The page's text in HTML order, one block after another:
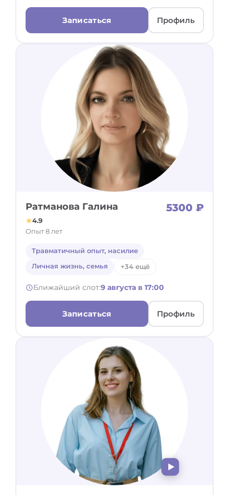
Записаться Профиль
Ратманова Галина 5300 ₽
4.9
Опыт 8 лет
Травматичный опыт, насилие
Личная жизнь, семья
+34 ещё
Ближайший слот:9 августа в 17:00
Записаться Профиль